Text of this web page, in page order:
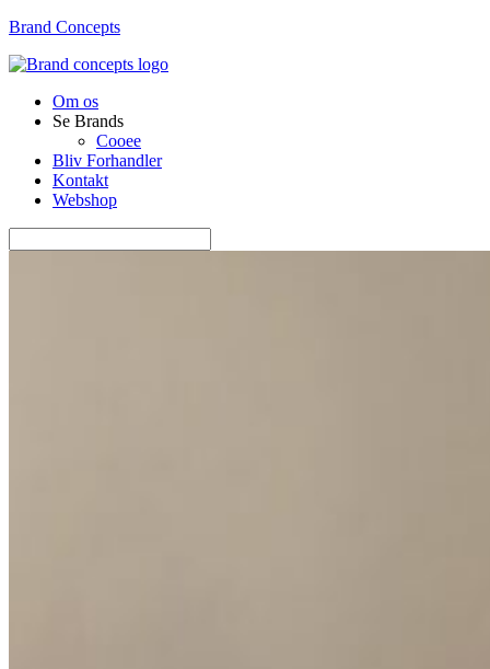
Brand Concepts
Om os
Se Brands
Cooee
Bliv Forhandler
Kontakt
Webshop